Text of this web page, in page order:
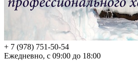
+ 7 (978) 751-50-54
Ежедневно, с 09:00 до 18:00